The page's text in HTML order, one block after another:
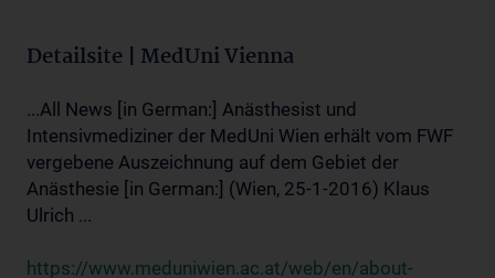
Detailsite | MedUni Vienna
...All News [in German:] Anästhesist und
Intensivmediziner der MedUni Wien erhält vom FWF
vergebene Auszeichnung auf dem Gebiet der
Anästhesie [in German:] (Wien, 25-1-2016) Klaus
Ulrich ...
https://www.meduniwien.ac.at/web/en/about-